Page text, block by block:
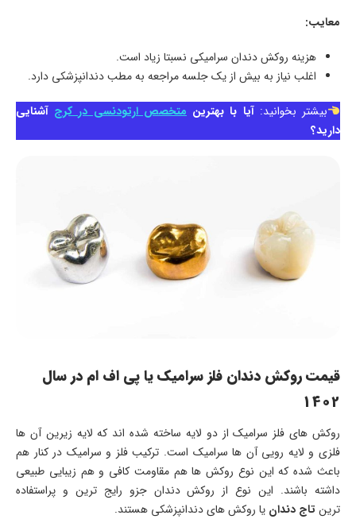
معایب:
هزینه روکش دندان سرامیکی نسبتا زیاد است.
اغلب نیاز به بیش از یک جلسه مراجعه به مطب دندانپزشکی دارد.
بیشتر بخوانید:آیا با بهترینمتخصص ارتودنسی در کرج آشنایی
دارید؟
قیمت روکش دندان فلز سرامیک یا پی اف ام در سال
1402
روکش های فلز سرامیک از دو لایه ساخته شده اند که لایه زیرین آن ها
فلزی و لایه رویی آن ها سرامیک است. ترکیب فلز و سرامیک در کنار هم
باعث شده که این نوع روکش ها هم مقاومت کافی و هم زیبایی طبیعی
داشته باشند. این نوع از روکش دندان جزو رایج ترین و پراستفاده
ترین تاج دندان یا روکش های دندانپزشکی هستند.